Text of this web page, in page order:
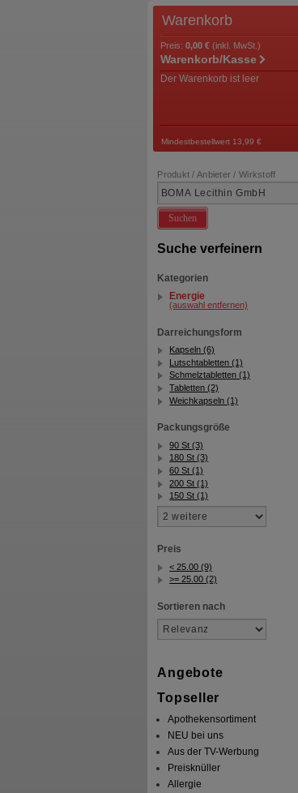
Warenkorb
Preis: 0,00 € (inkl. MwSt.)
Warenkorb/Kasse
Der Warenkorb ist leer
Mindestbestellwert 13,99 €
Produkt / Anbieter / Wirkstoff
Suchen
Suche verfeinern
Kategorien
Energie
(auswahl entfernen)
Darreichungsform
Kapseln (6)
Lutschtabletten (1)
Schmelztabletten (1)
Tabletten (2)
Weichkapseln (1)
Packungsgröße
90 St (3)
180 St (3)
60 St (1)
200 St (1)
150 St (1)
Preis
< 25.00 (9)
>= 25.00 (2)
Sortieren nach
Angebote
Topseller
Apothekensortiment
NEU bei uns
Aus der TV-Werbung
Preisknüller
Allergie